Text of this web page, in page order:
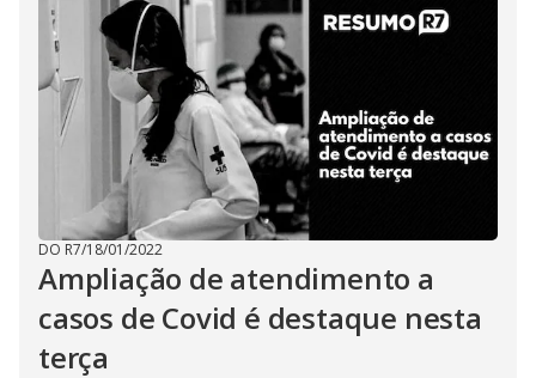
DO R7/18/01/2022
Ampliação de atendimento a
casos de Covid é destaque nesta
terça